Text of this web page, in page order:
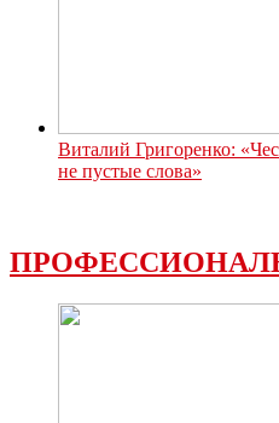
Виталий Григоренко:
не пустые слова»